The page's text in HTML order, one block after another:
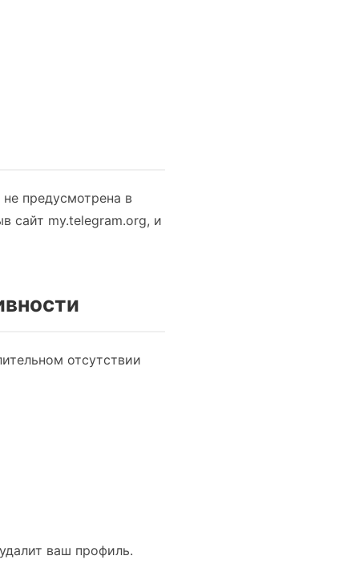
предусмотрена в
сайт my.telegram.org, и
отсутствии
ваш профиль.